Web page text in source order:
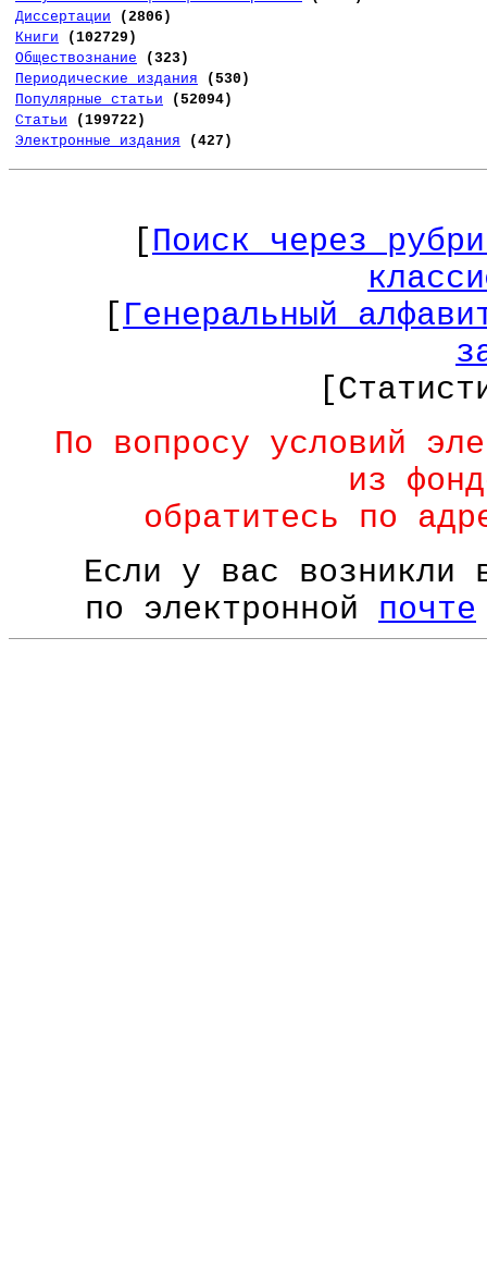
Диссертации
(2806)
Книги
(102729)
Обществознание
(323)
Периодические издания
(530)
Популярные статьи
(52094)
Статьи
(199722)
Электронные издания
(427)
[Поиск через
[ Генеральный
По вопросу условий
из
обратитесь по
Если у вас возникли
по электронной почте